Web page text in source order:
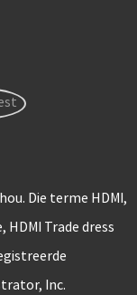
Die terme HDMI,
Trade dress
Inc.